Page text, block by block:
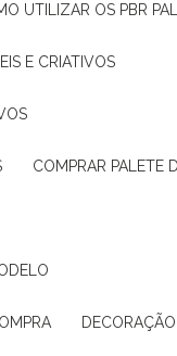
UTILIZAR OS PBR
E CRIATIVOS
COMPRAR PALETE